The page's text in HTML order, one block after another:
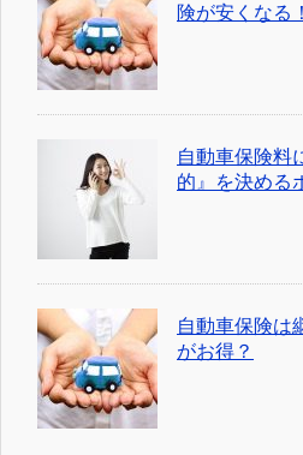
険が安くなる！
自動車保険料
的』を決める
自動車保険は
がお得？